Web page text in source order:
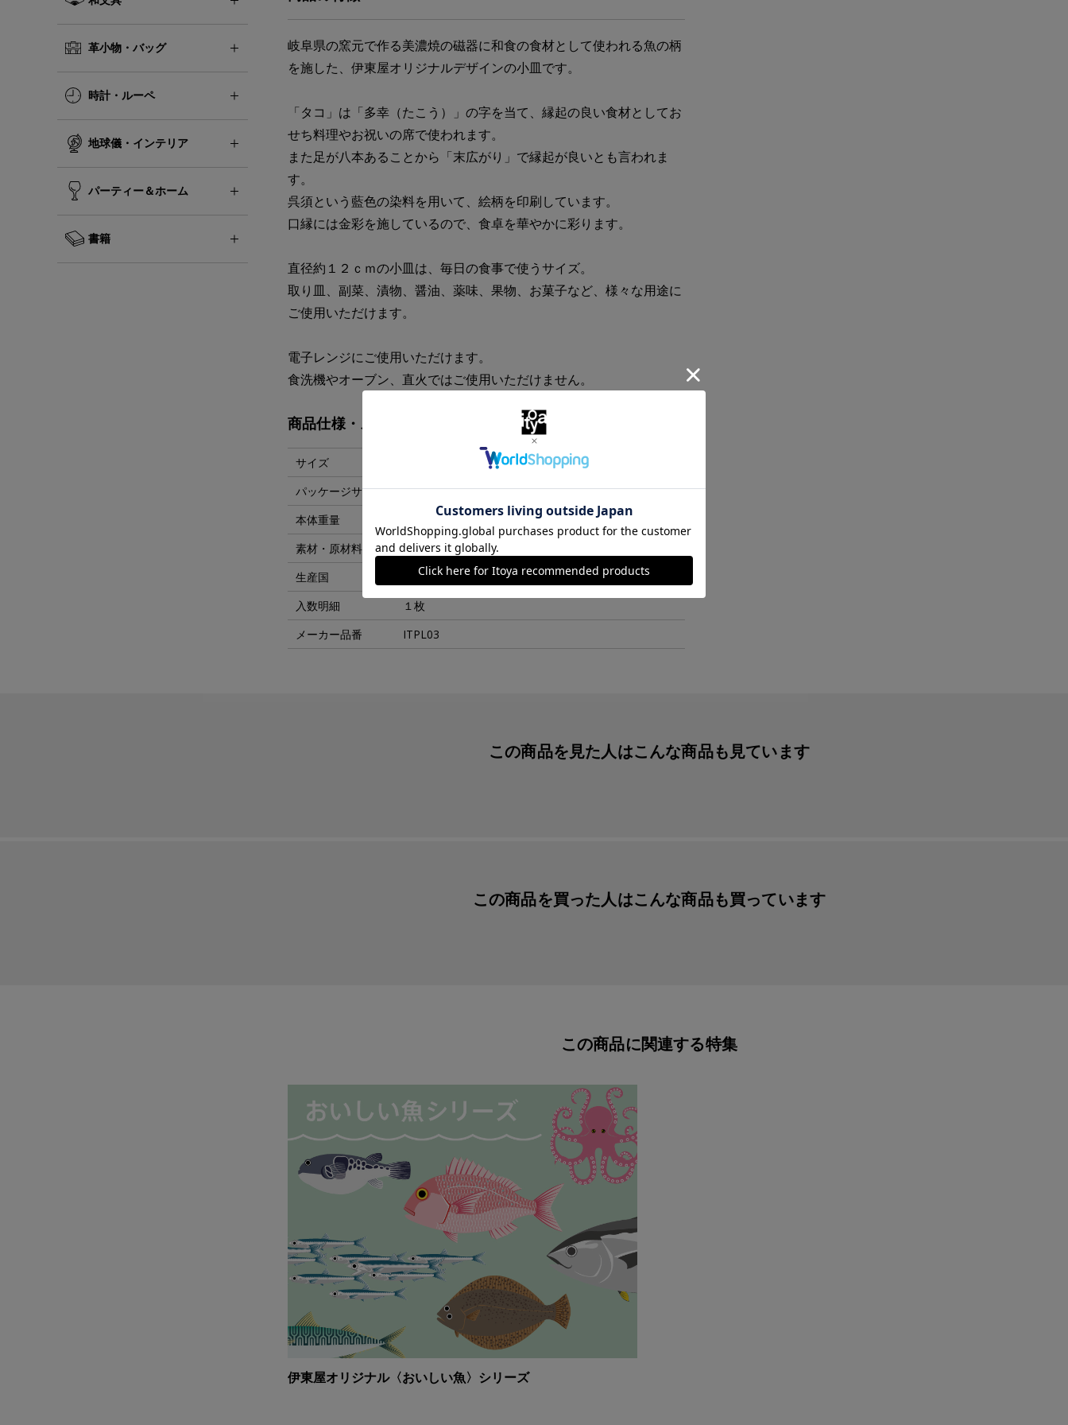
革小物・バッグ
時計・ルーペ
地球儀・インテリア
パーティー＆ホーム
書籍
岐阜県の窯元で作る美濃焼の磁器に和食の食材として使われる魚の柄
を施した、伊東屋オリジナルデザインの小皿です。
「タコ」は「多幸（たこう）」の字を当て、縁起の良い食材としてお
せち料理やお祝いの席で使われます。
また足が八本あることから「末広がり」で縁起が良いとも言われま
す。
呉須という藍色の染料を用いて、絵柄を印刷しています。
口縁には金彩を施しているので、食卓を華やかに彩ります。
直径約１２ｃｍの小皿は、毎日の食事で使うサイズ。
取り皿、副菜、漬物、醤油、薬味、果物、お菓子など、様々な用途に
ご使用いただけます。
電子レンジにご使用いただけます。
食洗機やオーブン、直火ではご使用いただけません。
商品仕様・スペック
サイズ
パッケージサイズ
W126xH132xD23mm
本体重量
素材・原材料
磁器
生産国
日本
入数明細
１枚
メーカー品番
ITPL03
この商品を見た人はこんな商品も見ています
この商品を買った人はこんな商品も買っています
この商品に関連する特集
伊東屋オリジナル〈おいしい魚〉シリーズ